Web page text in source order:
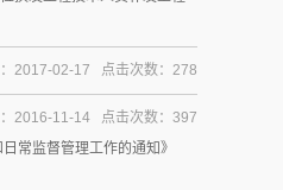
2017-02-17 点击次数：278
常监督管理工作的通知》
2016-11-14 点击次数：397